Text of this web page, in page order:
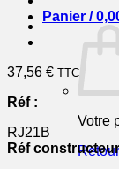
Panier /
Votre
37,56 € TTC
Réf :
RJ21B
Réf